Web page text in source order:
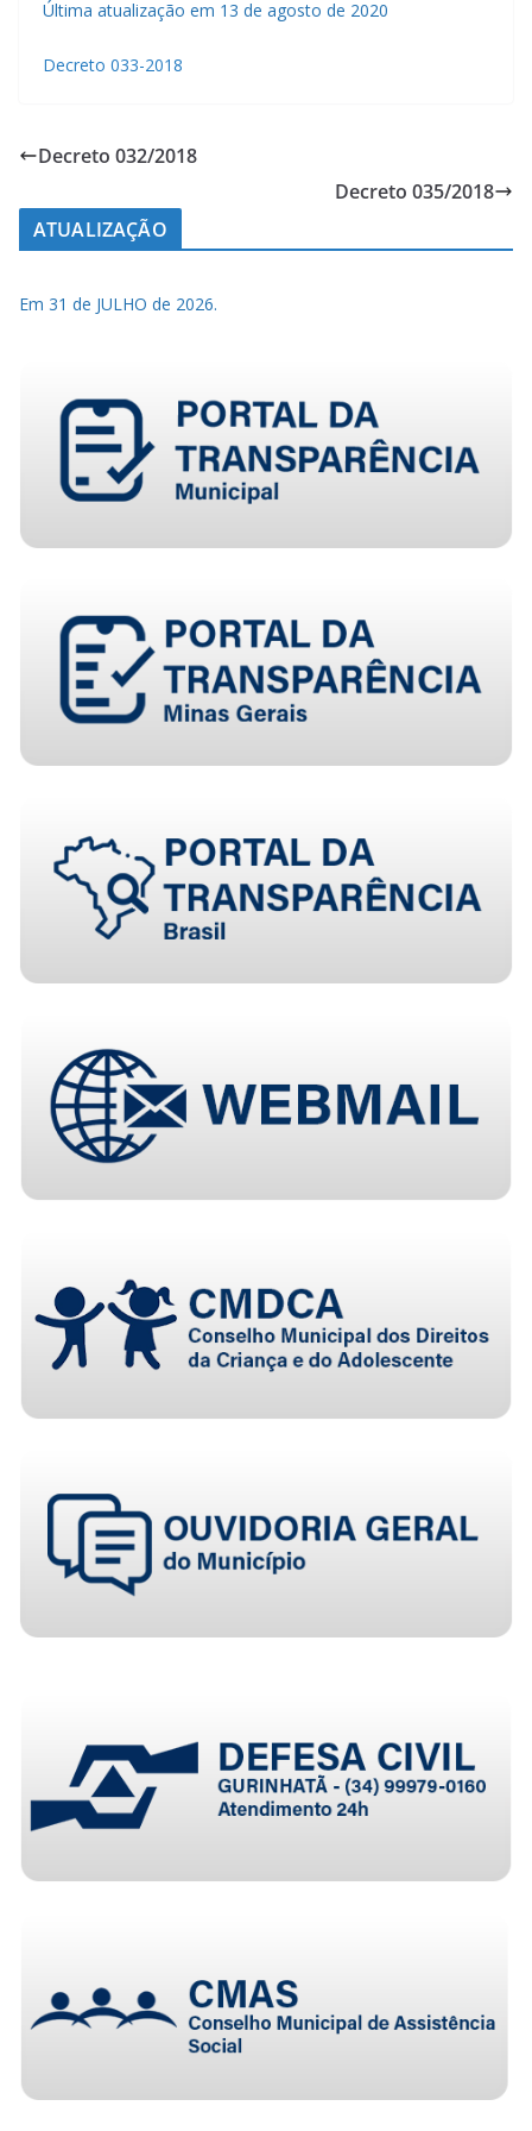
Última atualização em 13 de agosto de 2020
Decreto 033-2018
Decreto 032/2018
Decreto 035/2018
ATUALIZAÇÃO
Em 31 de JULHO de 2026.